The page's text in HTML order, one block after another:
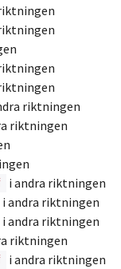
riktningen
riktningen
i andra riktningen
i andra riktningen
i andra riktningen
riktningen
i andra riktningen